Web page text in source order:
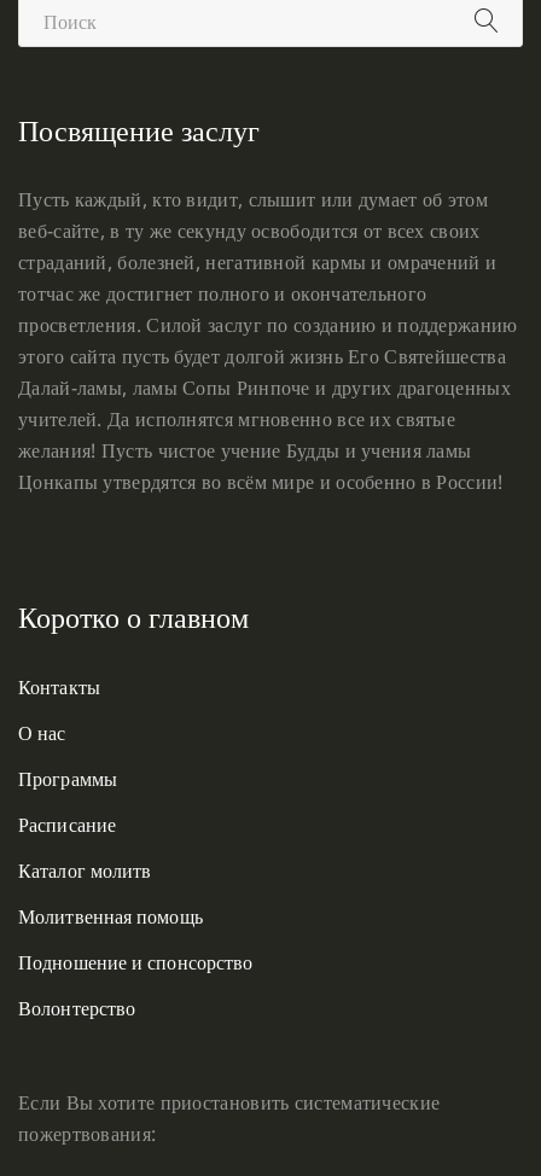
Посвящение заслуг
Пусть каждый, кто видит, слышит или думает об этом
веб-сайте, в ту же секунду освободится от всех своих
страданий, болезней, негативной кармы и омрачений и
тотчас же достигнет полного и окончательного
просветления. Силой заслуг по созданию и поддержанию
этого сайта пусть будет долгой жизнь Его Святейшества
Далай-ламы, ламы Сопы Ринпоче и других драгоценных
учителей. Да исполнятся мгновенно все их святые
желания! Пусть чистое учение Будды и учения ламы
Цонкапы утвердятся во всём мире и особенно в России!
Коротко о главном
Контакты
О нас
Программы
Расписание
Каталог молитв
Молитвенная помощь
Подношение и спонсорство
Волонтерство
Если Вы хотите приостановить систематические
пожертвования: